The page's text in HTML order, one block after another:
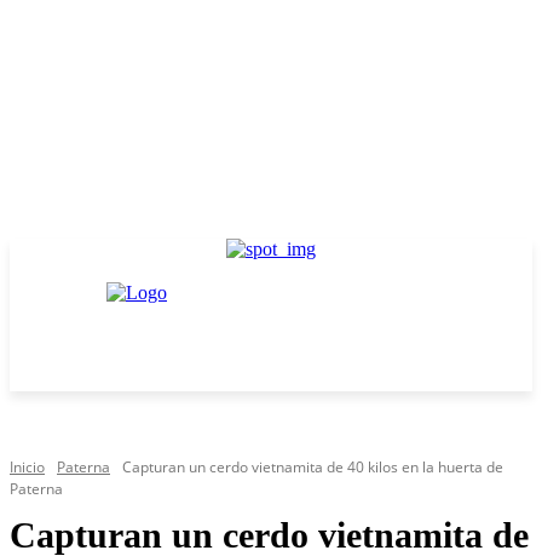
Inicio Paterna
Capturan un cerdo vietnamita de 40 kilos en la huerta de
Paterna
Capturan un cerdo vietnamita de